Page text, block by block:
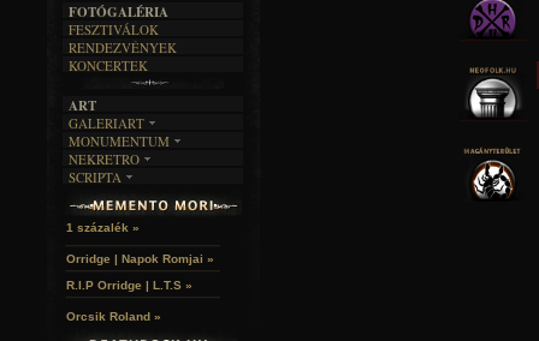
FOTÓGALÉRIA
FESZTIVÁLOK
RENDEZVÉNYEK
KONCERTEK
ART
GALERIART
ARTGALERI
KÉPREGÉNYEK
LAKÁSKULTS
MONUMENTUM
TEMETŐK
TEMPLOMOK
VÁRAK
HELYEK
NEKRETRO
SZUBKULT
FEKETE LYUK
RELIKVIÁK
SCRIPTA
NOVELLÁK
VERSEK
1 százalék »
Orridge | Napok Romjai »
R.I.P Orridge | L.T.S »
Orcsik Roland »